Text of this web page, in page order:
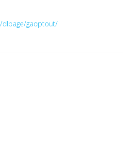
dlpage/gaoptout/